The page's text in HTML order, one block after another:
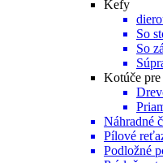
Kefy
So
So
Kotúče
Náhradné
Pílové
Podložné